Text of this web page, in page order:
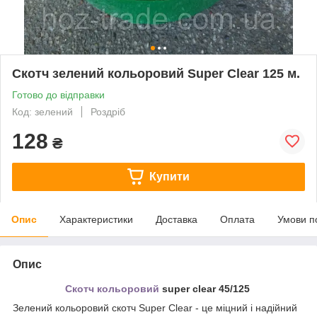
Скотч зелений кольоровий Super Clear 125 м.
Готово до відправки
Код: зелений
Роздріб
128 ₴
Купити
Опис Характеристики Доставка Оплата Умови
Опис
Скотч кольоровий super clear 45/125
Зелений кольоровий скотч Super Clear - це міцний і надійний